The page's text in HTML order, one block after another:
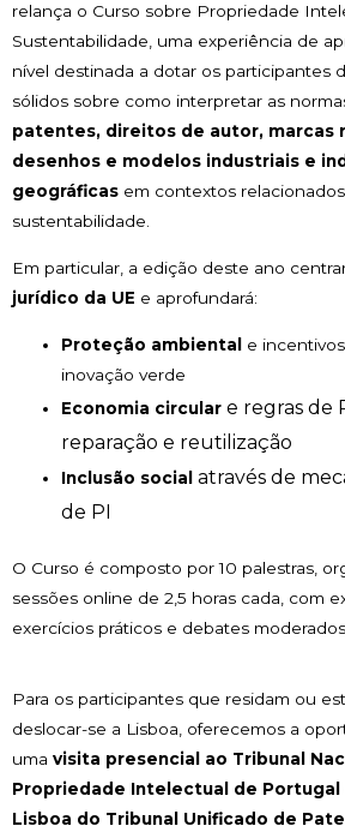
relança o Curso sobre Propriedade
Sustentabilidade, uma experiência de
nível destinada a dotar os participantes
sólidos sobre como interpretar as
patentes, direitos de autor, marcas
desenhos e modelos industriais e
geográficas em contextos
sustentabilidade.
Em particular, a edição deste ano
jurídico da UE e aprofundará:
Proteção ambiental
e
inovação verde
Economia circular e regras de
reparação e reutilização
Inclusão social através de
de PI
O Curso é composto por 10 palestras,
sessões online de 2,5 horas cada, com
exercícios práticos e debates
Para os participantes que residam ou
deslocar-se a Lisboa, oferecemos a
uma visita presencial ao Tribunal
Propriedade Intelectual de Portugal
Lisboa do Tribunal Unificado de